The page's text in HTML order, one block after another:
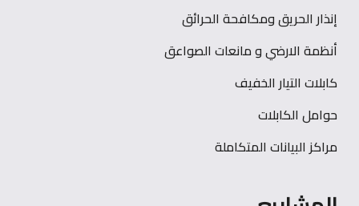
إنذار الحريق ومكافحة الحرائق
أنظمة الارضي و مانعات الصواعق
كابلات التيار الخفيف
حوامل الكابلات
مراكز البيانات المتكاملة